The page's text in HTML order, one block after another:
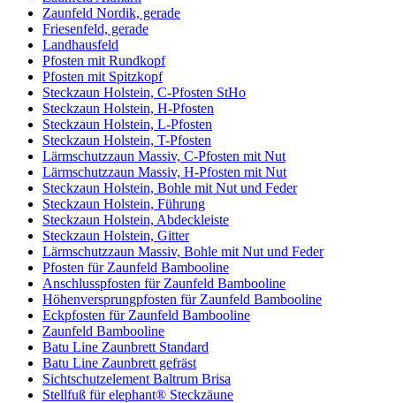
Zaunfeld Nordik, gerade
Friesenfeld, gerade
Landhausfeld
Pfosten mit Rundkopf
Pfosten mit Spitzkopf
Steckzaun Holstein, C-Pfosten StHo
Steckzaun Holstein, H-Pfosten
Steckzaun Holstein, L-Pfosten
Steckzaun Holstein, T-Pfosten
Lärmschutzzaun Massiv, C-Pfosten mit Nut
Lärmschutzzaun Massiv, H-Pfosten mit Nut
Steckzaun Holstein, Bohle mit Nut und Feder
Steckzaun Holstein, Führung
Steckzaun Holstein, Abdeckleiste
Steckzaun Holstein, Gitter
Lärmschutzzaun Massiv, Bohle mit Nut und Feder
Pfosten für Zaunfeld Bambooline
Anschlusspfosten für Zaunfeld Bambooline
Höhenversprungpfosten für Zaunfeld Bambooline
Eckpfosten für Zaunfeld Bambooline
Zaunfeld Bambooline
Batu Line Zaunbrett Standard
Batu Line Zaunbrett gefräst
Sichtschutzelement Baltrum Brisa
Stellfuß für elephant® Steckzäune